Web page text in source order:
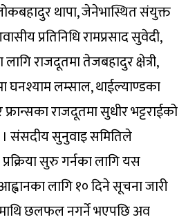
थापा, जेनेभास्थित संयुक्त
प्रतिनिधि रामप्रसाद सुवेदी,
राजदूतमा तेजबहादुर क्षेत्री,
घनश्याम लम्साल, थाईल्याण्डका
राजदूतमा सुधीर भट्टराईको
। संसदीय सुनुवाइ समितिले
सुरु गर्नका लागि यस
लागि १० दिने सूचना जारी
छलफल नगर्ने भएपछि अव